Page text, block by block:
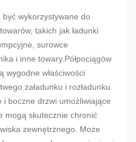
być wykorzystywane do
takich jak ładunki
surowce
i inne towary.Półpociągów
wygodne właściwości
załadunku i rozładunku
boczne drzwi umożliwiające
mogą skutecznie chronić
zewnętrznego. Może